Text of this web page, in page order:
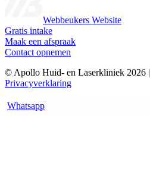
Webbeukers Website
Gratis intake
Maak een afspraak
Contact opnemen
© Apollo Huid- en Laserkliniek 2026 |
Privacyverklaring
Whatsapp